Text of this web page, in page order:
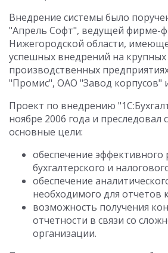
Внедрение системы было
"Апрель Софт", ведущей фирме-
Нижегородской области,
успешных внедрений на крупных
производственных
"Промис", ОАО "Завод корпусов"
Проект по внедрению
ноябре 2006 года и
основные цели:
обеспечение эффективного
бухгалтерского и
обеспечение
необходимого для отчетов
возможность получения
отчетности в связи со
организации.